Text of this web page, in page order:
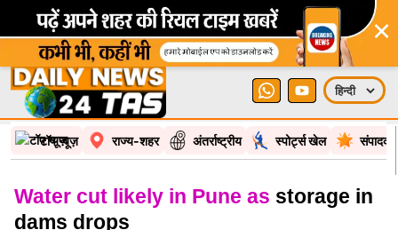
×
टॉप न्यूज़ राज्य-शहर अंतर्राष्ट्रीय स्पोर्ट्स खेल
Water cut likely in Pune as storage in
dams drops